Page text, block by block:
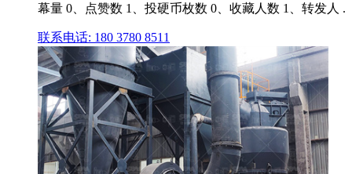
幕量 0、点赞数 1、投硬币枚数 0、收藏人数 1、转发人 .
联系电话: 180 3780 8511